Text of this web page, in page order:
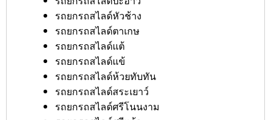
รถยกรถสไลด์หัวช้าง
รถยกรถสไลด์ตาเกษ
รถยกรถสไลด์แต้
รถยกรถสไลด์แข้
รถยกรถสไลด์ห้วยทับทัน
รถยกรถสไลด์สระเยาว์
รถยกรถสไลด์ศรีโนนงาม